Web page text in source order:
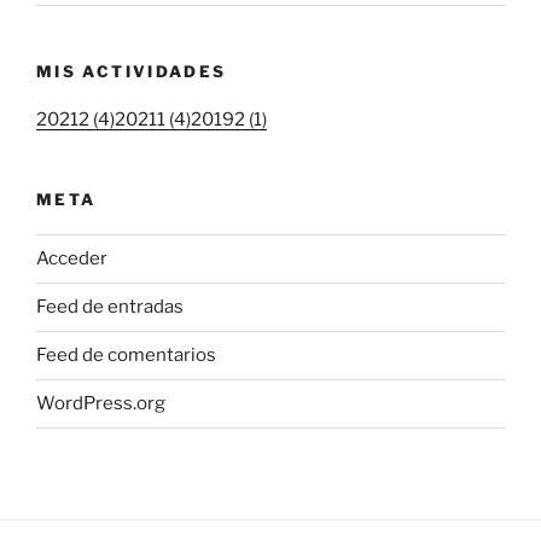
MIS ACTIVIDADES
20212 (4)20211 (4)20192 (1)
META
Acceder
Feed de entradas
Feed de comentarios
WordPress.org